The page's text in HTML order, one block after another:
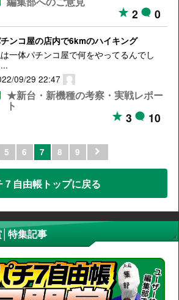
2 0
ンコ屋の店内で6kmのハイキング
一体パチンコ屋で何をやってるんでし
09/29 22:47
★新台・新機種の考察・実戦レポー
ト
3 10
5 6 7 8 9
７自由帳トップに戻る
特集記事